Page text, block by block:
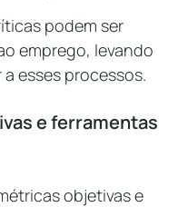
podem ser
emprego, levando
esses processos.
e ferramentas
objetivas e